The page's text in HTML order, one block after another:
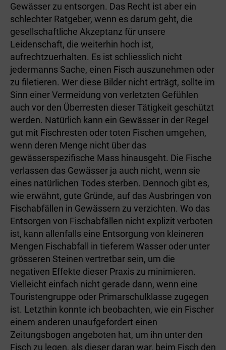
Gewässer zu entsorgen. Das Recht ist aber ein
schlechter Ratgeber, wenn es darum geht, die
gesellschaftliche Akzeptanz für unsere
Leidenschaft, die weiterhin hoch ist,
aufrechtzuerhalten. Es ist schliesslich nicht
jedermanns Sache, einen Fisch auszunehmen oder
zu filetieren. Wer diese Bilder nicht erträgt, sollte im
Sinn einer Vermeidung von verletzten Gefühlen
auch vor den Überresten dieser Tätigkeit geschützt
werden. Natürlich kann ein Gewässer in der Regel
gut mit Fischresten oder toten Fischen umgehen,
wenn deren Menge nicht über das
gewässerspezifische Mass hinausgeht. Die Fische
verlassen das Gewässer ja auch nicht, wenn sie
eines natürlichen Todes sterben. Dennoch gibt es,
wie erwähnt, gute Gründe, auf das Ausbringen von
Fischabfällen in Gewässern zu verzichten. Wo das
Entsorgen von Fischabfällen nicht explizit verboten
ist, kann allenfalls eine Entsorgung von kleineren
Mengen Fischabfall in tieferem Wasser oder unter
grösseren Steinen vertretbar sein, um die
negativen Effekte dieser Praxis zu minimieren.
Vielleicht einfach nicht gerade dann, wenn eine
Touristengruppe oder Primarschulklasse zugegen
ist. Letzthin konnte ich beobachten, wie ein Fischer
einem anderen unaufgefordert einen
Zeitungsbogen angeboten hat, um ihn unter den
Fisch zu legen, als dieser daran war, beim Fisch den